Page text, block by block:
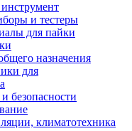
и тестеры
для пайки
назначения
для
безопасности
климатотехника